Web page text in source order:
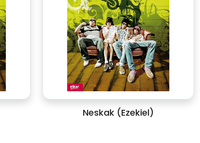
Neskak (Ezekiel)